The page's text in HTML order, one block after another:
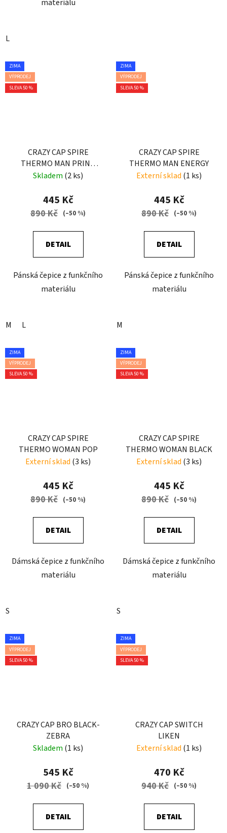
materiálu
L
ZIMA
VÝPRODEJ
SLEVA 50 %
CRAZY CAP SPIRE
THERMO MAN PRINT
YELLOW SCOTTISH
Skladem (2 ks)
445 Kč
890 Kč (–50 %)
DETAIL
Pánská čepice z funkčního
materiálu
M L
ZIMA
VÝPRODEJ
SLEVA 50 %
CRAZY CAP SPIRE
THERMO MAN ENERGY
Externí sklad (1 ks)
445 Kč
890 Kč (–50 %)
DETAIL
Pánská čepice z funkčního
materiálu
M
ZIMA
VÝPRODEJ
SLEVA 50 %
CRAZY CAP SPIRE
THERMO WOMAN POP
Externí sklad (3 ks)
445 Kč
890 Kč (–50 %)
DETAIL
Dámská čepice z funkčního
materiálu
S
ZIMA
VÝPRODEJ
SLEVA 50 %
CRAZY CAP SPIRE
THERMO WOMAN BLACK
Externí sklad (3 ks)
445 Kč
890 Kč (–50 %)
DETAIL
Dámská čepice z funkčního
materiálu
S
ZIMA
VÝPRODEJ
SLEVA 50 %
CRAZY CAP BRO BLACK-
ZEBRA
Skladem (1 ks)
545 Kč
1 090 Kč (–50 %)
DETAIL
ZIMA
VÝPRODEJ
SLEVA 50 %
CRAZY CAP SWITCH
LIKEN
Externí sklad (1 ks)
470 Kč
940 Kč (–50 %)
DETAIL